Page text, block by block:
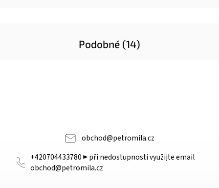
Podobné (14)
obchod@petromila.cz
+420704433780 ► při nedostupnosti využijte email
obchod@petromila.cz